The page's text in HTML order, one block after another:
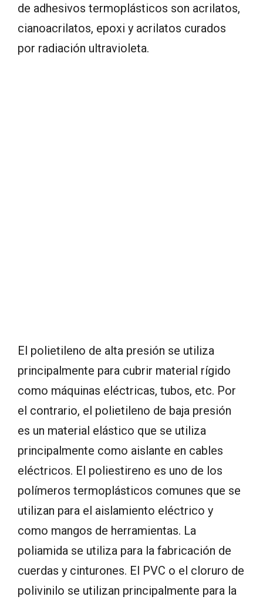
de adhesivos termoplásticos son acrilatos,
cianoacrilatos, epoxi y acrilatos curados
por radiación ultravioleta.
El polietileno de alta presión se utiliza
principalmente para cubrir material rígido
como máquinas eléctricas, tubos, etc. Por
el contrario, el polietileno de baja presión
es un material elástico que se utiliza
principalmente como aislante en cables
eléctricos. El poliestireno es uno de los
polímeros termoplásticos comunes que se
utilizan para el aislamiento eléctrico y
como mangos de herramientas. La
poliamida se utiliza para la fabricación de
cuerdas y cinturones. El PVC o el cloruro de
polivinilo se utilizan principalmente para la